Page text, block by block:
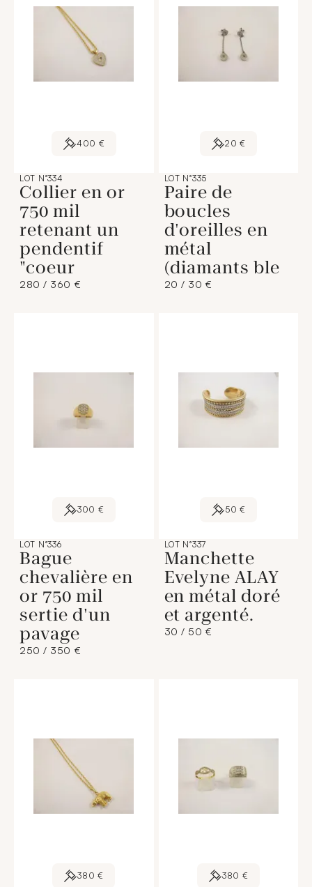
400 €
LOT N°334
Collier en or
750 mil
retenant un
pendentif
"coeur
280 / 360 €
20 €
LOT N°335
Paire de
boucles
d'oreilles en
métal
(diamants ble
20 / 30 €
300 €
LOT N°336
Bague
chevalière en
or 750 mil
sertie d'un
pavage
250 / 350 €
50 €
LOT N°337
Manchette
Evelyne ALAY
en métal doré
et argenté.
30 / 50 €
380 € 380 €